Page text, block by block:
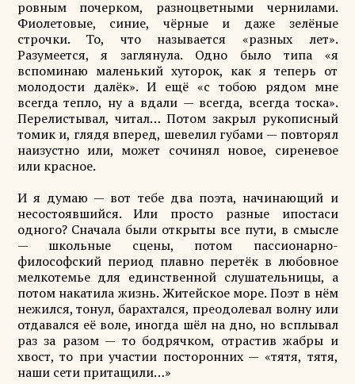
ровным почерком, разноцветными чернилами.
Фиолетовые, синие, чёрные и даже зелёные
строчки. То, что называется «разных лет».
Разумеется, я заглянула. Одно было типа «я
вспоминаю маленький хуторок, как я теперь от
молодости далёк». И ещё «с тобою рядом мне
всегда тепло, ну а вдали — всегда, всегда тоска».
Перелистывал, читал… Потом закрыл рукописный
томик и, глядя вперед, шевелил губами — повторял
наизустно или, может сочинял новое, сиреневое
или красное.
И я думаю — вот тебе два поэта, начинающий и
несостоявшийся. Или просто разные ипостаси
одного? Сначала были открыты все пути, в смысле
— школьные сцены, потом пассионарно-
философский период плавно перетёк в любовное
мелкотемье для единственной слушательницы, а
потом накатила жизнь. Житейское море. Поэт в нём
нежился, тонул, барахтался, преодолевал волну или
отдавался её воле, иногда шёл на дно, но всплывал
раз за разом — то бодрячком, отрастив жабры и
хвост, то при участии посторонних — «тятя, тятя,
наши сети притащили…»